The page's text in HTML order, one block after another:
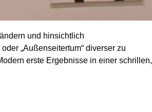
und hinsichtlich
„Außenseitertum“ diverser zu
erste Ergebnisse in einer schrillen,